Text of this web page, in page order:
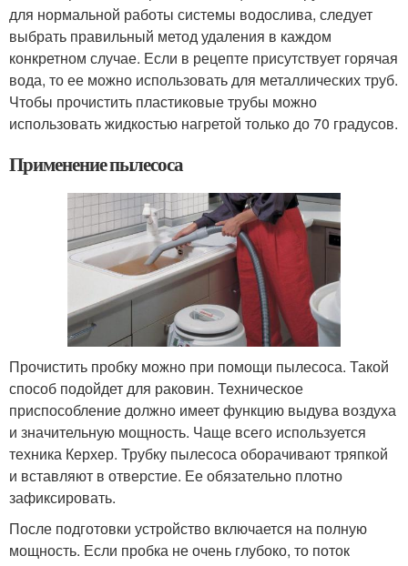
для нормальной работы системы водослива, следует
выбрать правильный метод удаления в каждом
конкретном случае. Если в рецепте присутствует горячая
вода, то ее можно использовать для металлических труб.
Чтобы прочистить пластиковые трубы можно
использовать жидкостью нагретой только до 70 градусов.
Применение пылесоса
Прочистить пробку можно при помощи пылесоса. Такой
способ подойдет для раковин. Техническое
приспособление должно имеет функцию выдува воздуха
и значительную мощность. Чаще всего используется
техника Керхер. Трубку пылесоса оборачивают тряпкой
и вставляют в отверстие. Ее обязательно плотно
зафиксировать.
После подготовки устройство включается на полную
мощность. Если пробка не очень глубоко, то поток